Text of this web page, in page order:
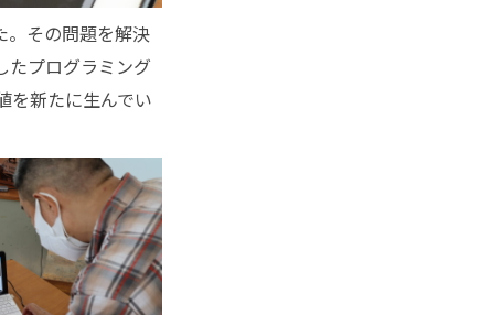
。その問題を解決
たプログラミング
を新たに生んでい